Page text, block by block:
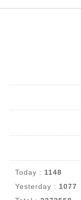
Today : 1148
Yesterday : 1077